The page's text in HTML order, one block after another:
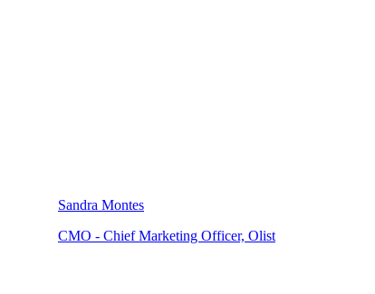
Sandra Montes
CMO - Chief Marketing Officer, Olist